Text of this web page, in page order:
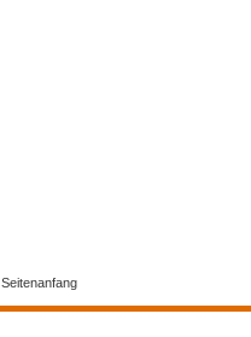
Seitenanfang